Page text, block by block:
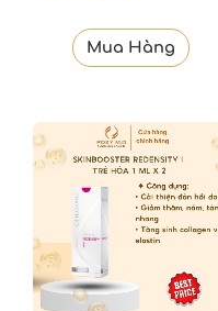
Mua Hàng